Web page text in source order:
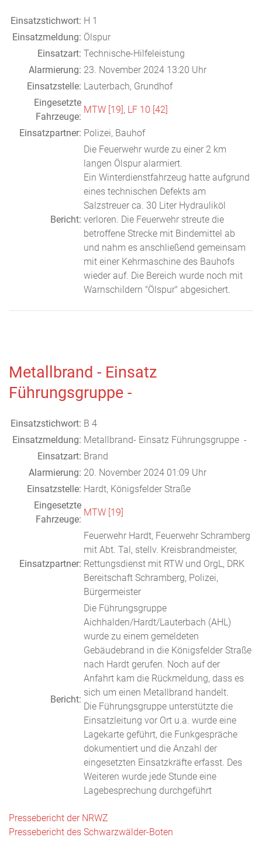
Einsatzstichwort: H 1
Einsatzmeldung: Ölspur
Einsatzart: Technische-Hilfeleistung
Alarmierung: 23. November 2024 13:20 Uhr
Einsatzstelle: Lauterbach, Grundhof
Eingesetzte
Fahrzeuge:
MTW [19], LF 10 [42]
Einsatzpartner: Polizei, Bauhof
Bericht:
Die Feuerwehr wurde zu einer 2 km
langen Ölspur alarmiert.
Ein Winterdienstfahrzeug hatte aufgrund
eines technischen Defekts am
Salzstreuer ca. 30 Liter Hydrauliköl
verloren. Die Feuerwehr streute die
betroffene Strecke mit Bindemittel ab
und nahm es anschließend gemeinsam
mit einer Kehrmaschine des Bauhofs
wieder auf. Die Bereich wurde noch mit
Warnschildern "Ölspur" abgesichert.
Metallbrand - Einsatz
Führungsgruppe -
Einsatzstichwort: B 4
Einsatzmeldung: Metallbrand- Einsatz Führungsgruppe -
Einsatzart: Brand
Alarmierung: 20. November 2024 01:09 Uhr
Einsatzstelle: Hardt, Königsfelder Straße
Eingesetzte
Fahrzeuge:
MTW [19]
Einsatzpartner:
Feuerwehr Hardt, Feuerwehr Schramberg
mit Abt. Tal, stellv. Kreisbrandmeister,
Rettungsdienst mit RTW und OrgL, DRK
Bereitschaft Schramberg, Polizei,
Bürgermeister
Bericht:
Die Führungsgruppe
Aichhalden/Hardt/Lauterbach (AHL)
wurde zu einem gemeldeten
Gebäudebrand in die Königsfelder Straße
nach Hardt gerufen. Noch auf der
Anfahrt kam die Rückmeldung, dass es
sich um einen Metallbrand handelt.
Die Führungsgruppe unterstützte die
Einsatzleitung vor Ort u.a. wurde eine
Lagekarte geführt, die Funkgespräche
dokumentiert und die Anzahl der
eingesetzten Einsatzkräfte erfasst. Des
Weiteren wurde jede Stunde eine
Lagebesprechung durchgeführt
Pressebericht der NRWZ
Pressebericht des Schwarzwälder-Boten